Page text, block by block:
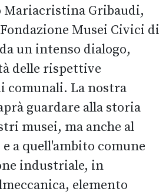
Mariacristina Gribaudi,
Musei Civici di
un intenso dialogo,
delle rispettive
La nostra
guardare alla storia
musei, ma anche al
a quell'ambito comune
industriale, in
elemento